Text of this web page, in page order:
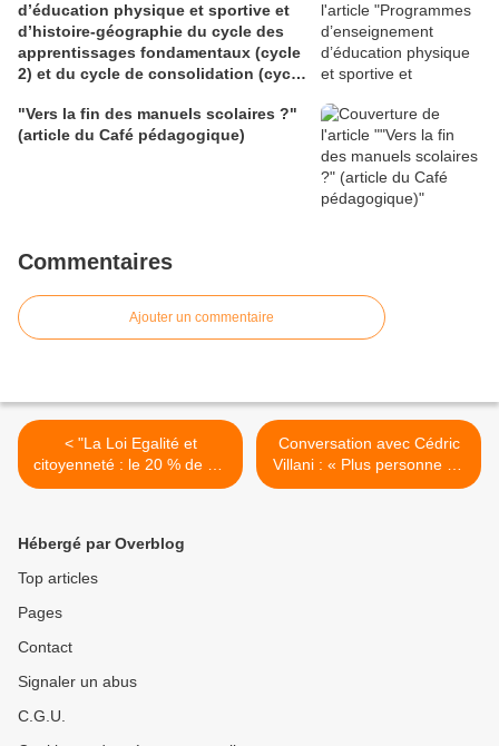
d’éducation physique et sportive et
d’histoire-géographie du cycle des
apprentissages fondamentaux (cycle
2) et du cycle de consolidation (cycle
"Vers la fin des manuels scolaires ?"
(article du Café pédagogique)
Commentaires
Ajouter un commentaire
< "La Loi Egalité et
citoyenneté : le 20 % de bio
et local dans les cantines
Conversation avec Cédric
Villani : « Plus personne ne
me demande à quoi servent
Hébergé par Overblog
Top articles
Pages
Contact
Signaler un abus
C.G.U.